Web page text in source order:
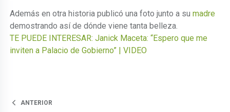
Además en otra historia publicó una foto junto a sumadre
demostrando así de dónde viene tanta belleza.
TE PUEDE INTERESAR: Janick Maceta: “Espero que me
inviten a Palacio de Gobierno” | VIDEO
ANTERIOR